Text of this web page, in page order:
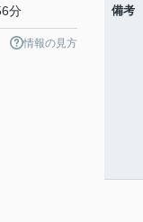
分
情報の見方
備考